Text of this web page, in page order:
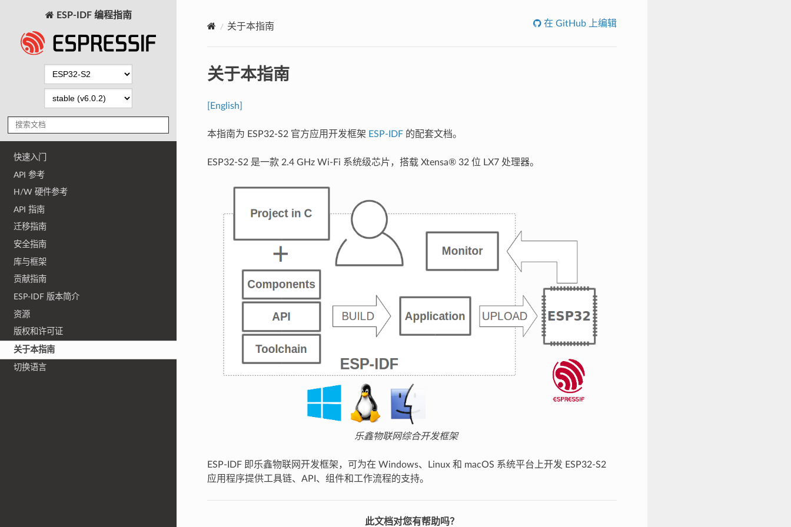
ESP-IDF 编程指南
快速入门
API 参考
H/W 硬件参考
API 指南
迁移指南
安全指南
库与框架
贡献指南
ESP-IDF 版本简介
资源
版权和许可证
关于本指南
切换语言
关于本指南 在 GitHub 上编辑
关于本指南
[English]
本指南为 ESP32-S2 官方应用开发框架 ESP-IDF的配套文档。
ESP32-S2 是一款 2.4 GHz Wi-Fi 系统级芯片，搭载 Xtensa® 32 位 LX7 处理器。
乐鑫物联网综合开发框架
ESP-IDF 即乐鑫物联网开发框架，可为在 Windows、Linux 和 macOS 系统平台上开发 ESP32-S2
应用程序提供工具链、API、组件和工作流程的支持。
此文档对您有帮助吗？